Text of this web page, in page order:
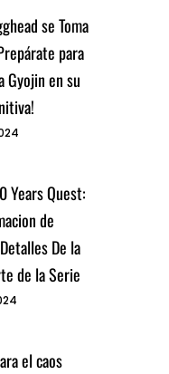
se Toma
para
Gyojin en su
Years Quest:
de
De la
de la Serie
el caos